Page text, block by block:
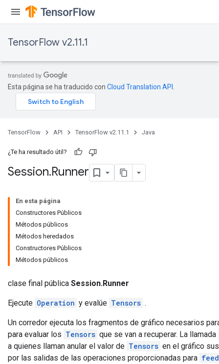
TensorFlow v2.11.1
Esta página se ha traducido con Cloud Translation API
TensorFlow API TensorFlow v2.11.1 Java
¿Te ha resultado útil?
Session.Runner
En esta página
Constructores Públicos
Métodos públicos
Métodos heredados
Constructores Públicos
Métodos públicos
clase final pública Session.Runner
Ejecute Operation y evalúe Tensors .
Un corredor ejecuta los fragmentos de gráfico necesarios
para evaluar los Tensors que se van a recuperar. La llamada
a quienes llaman anular el valor de Tensors en el gráfico
por las salidas de las operaciones proporcionadas para